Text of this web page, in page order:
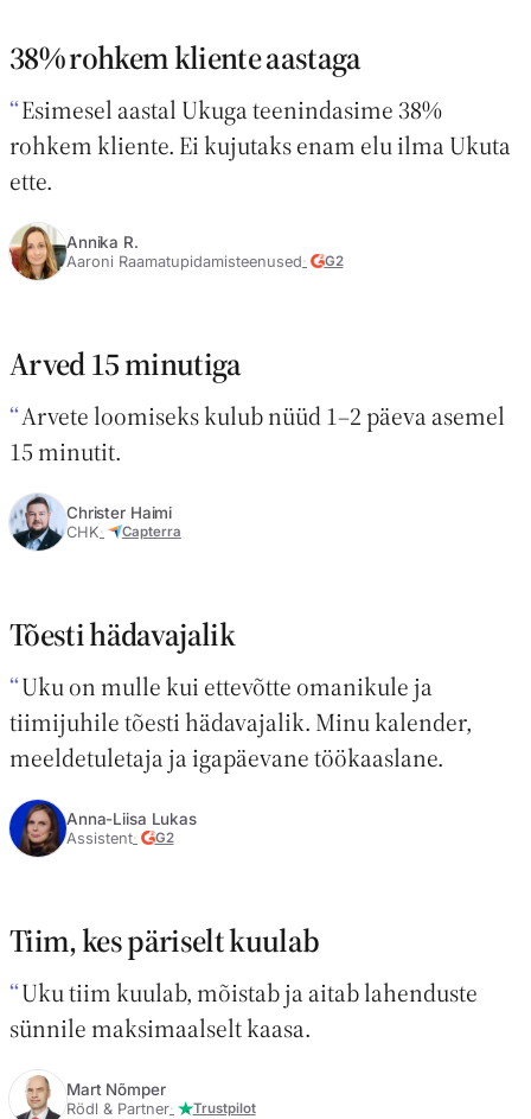
38% rohkem kliente aastaga
Esimesel aastal Ukuga teenindasime 38%
rohkem kliente. Ei kujutaks enam elu ilma Ukuta
ette.
Annika R.
Aaroni Raamatupidamisteenused G2
Arved 15 minutiga
Arvete loomiseks kulub nüüd 1–2 päeva asemel
15 minutit.
Christer Haimi
CHK Capterra
Tõesti hädavajalik
Uku on mulle kui ettevõtte omanikule ja
tiimijuhile tõesti hädavajalik. Minu kalender,
meeldetuletaja ja igapäevane töökaaslane.
Anna-Liisa Lukas
Assistent G2
Tiim, kes päriselt kuulab
Uku tiim kuulab, mõistab ja aitab lahenduste
sünnile maksimaalselt kaasa.
Mart Nõmper
Rödl & Partner Trustpilot